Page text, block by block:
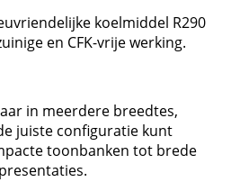
koelmiddel R290
en CFK-vrije werking.
in meerdere breedtes,
juiste configuratie kunt
toonbanken tot brede